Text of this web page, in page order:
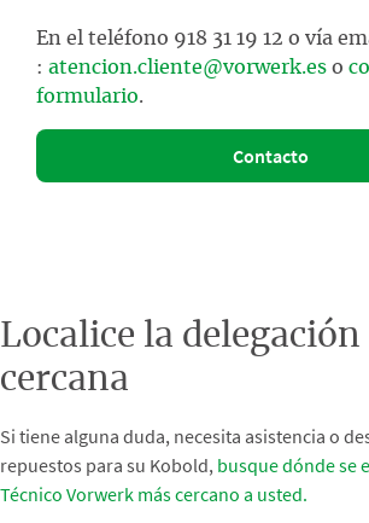
En el teléfono 918 31 19 12 o vía
: atencion.cliente@vorwerk.es o
formulario.
Contacto
Localice la delegación
cercana
Si tiene alguna duda, necesita asistencia o
repuestos para su Kobold, busque dónde se
Técnico Vorwerk más cercano a usted.